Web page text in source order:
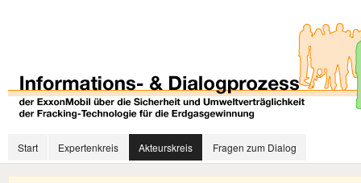
Start Expertenkreis Akteurskreis Fragen zum Dialog